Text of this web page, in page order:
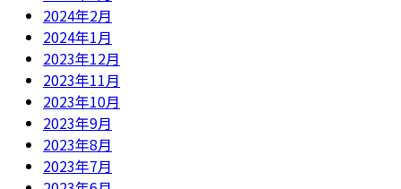
2024年2月
2024年1月
2023年12月
2023年11月
2023年10月
2023年9月
2023年8月
2023年7月